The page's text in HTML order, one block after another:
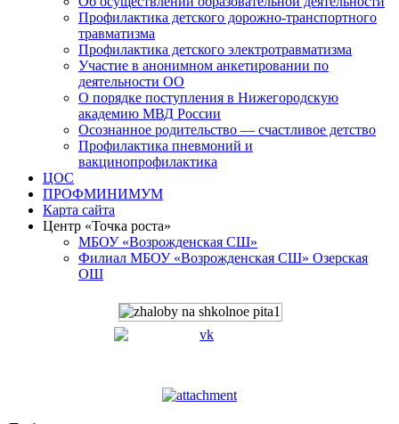
Профилактика детского дорожно-транспортного
травматизма
Профилактика детского электротравматизма
Участие в анонимном анкетировании по
деятельности ОО
О порядке поступления в Нижегородскую
академию МВД России
Осознанное родительство — счастливое детство
Профилактика пневмоний и
вакцинопрофилактика
ЦОС
ПРОФМИНИМУМ
Карта сайта
Центр «Точка роста»
МБОУ «Возрожденская СШ»
Филиал МБОУ «Возрожденская СШ» Озерская
ОШ